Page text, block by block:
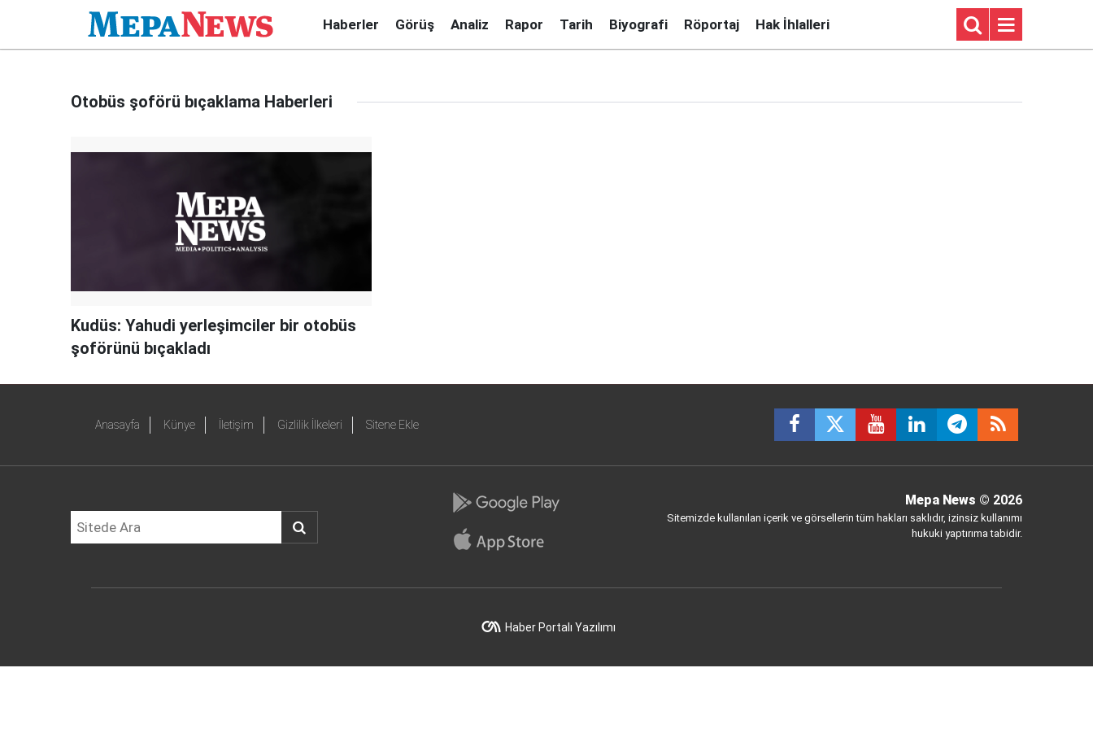
Haberler Görüş Analiz Rapor Tarih Biyografi Röportaj Hak İhlalleri
Otobüs şoförü bıçaklama Haberleri
Kudüs: Yahudi yerleşimciler bir otobüs
şoförünü bıçakladı
Anasayfa Künye İletişim Gizlilik İlkeleri Sitene Ekle
Mepa News © 2026
Sitemizde kullanılan içerik ve görsellerin tüm hakları saklıdır, izinsiz kullanımı
hukuki yaptırıma tabidir.
Haber Portalı Yazılımı